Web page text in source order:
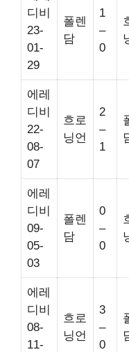
디비
23-
01-
29
폴렌
담
1
–
0
에레
디비
22-
08-
07
흐로
닝언
2
–
1
에레
디비
09-
05-
03
폴렌
담
0
–
0
에레
디비
08-
11-
흐로
닝언
3
–
0